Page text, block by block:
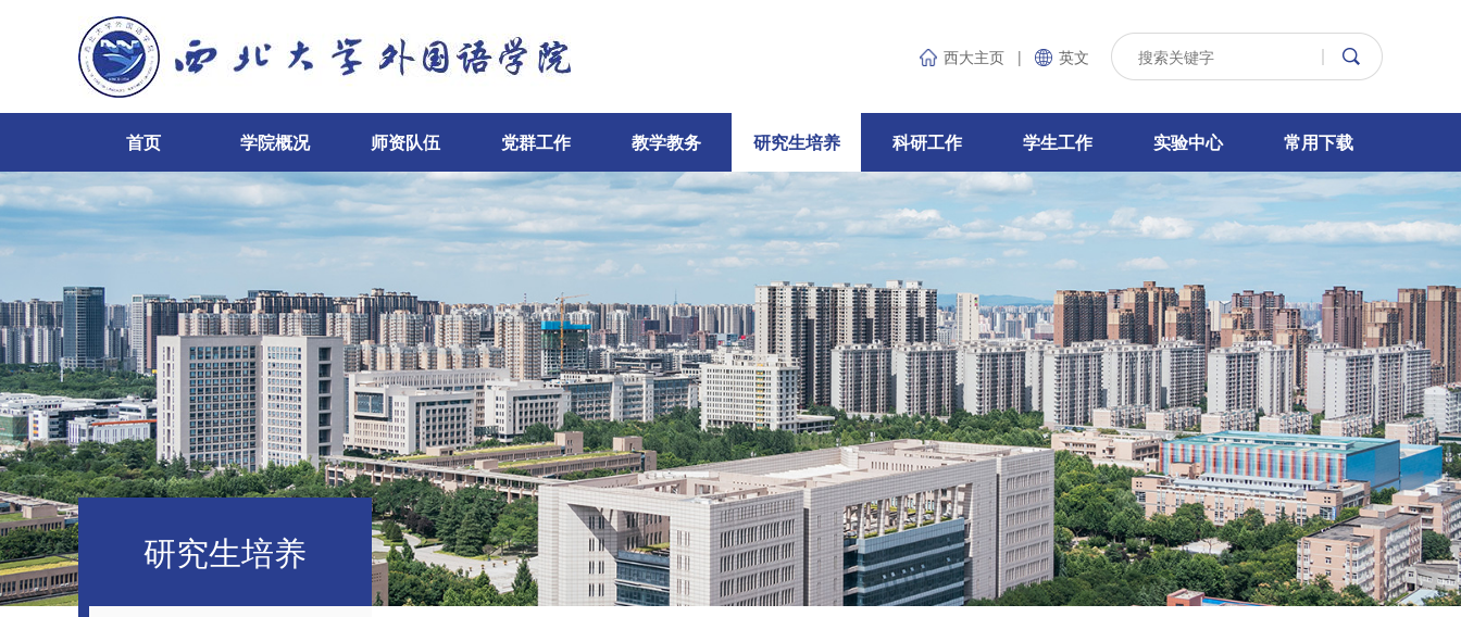
西大主页 | 英文
首页 学院概况 师资队伍 党群工作 教学教务 研究生培养 科研工作 学生工作 实验中心 常用下载
研究生培养